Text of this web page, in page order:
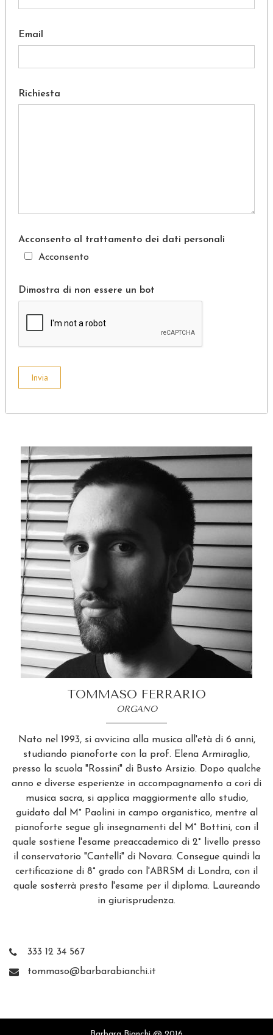
Email
Richiesta
Acconsento al trattamento dei dati personali
Acconsento
Dimostra di non essere un bot
TOMMASO FERRARIO
ORGANO
Nato nel 1993, si avvicina alla musica all'età di 6 anni,
studiando pianoforte con la prof. Elena Armiraglio,
presso la scuola "Rossini" di Busto Arsizio. Dopo qualche
anno e diverse esperienze in accompagnamento a cori di
musica sacra, si applica maggiormente allo studio,
guidato dal M° Paolini in campo organistico, mentre al
pianoforte segue gli insegnamenti del M° Bottini, con il
quale sostiene l'esame preaccademico di 2° livello presso
il conservatorio "Cantelli" di Novara. Consegue quindi la
certificazione di 8° grado con l'ABRSM di Londra, con il
quale sosterrà presto l'esame per il diploma. Laureando
in giurisprudenza.
333 12 34 567
tommaso@barbarabianchi.it